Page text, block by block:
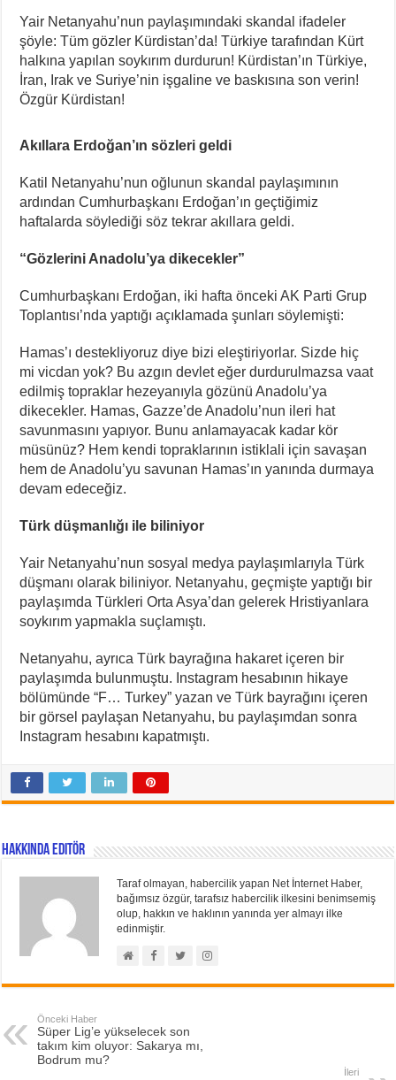
Yair Netanyahu’nun paylaşımındaki skandal ifadeler
şöyle: Tüm gözler Kürdistan’da! Türkiye tarafından Kürt
halkına yapılan soykırım durdurun! Kürdistan’ın Türkiye,
İran, Irak ve Suriye’nin işgaline ve baskısına son verin!
Özgür Kürdistan!
Akıllara Erdoğan’ın sözleri geldi
Katil Netanyahu’nun oğlunun skandal paylaşımının
ardından Cumhurbaşkanı Erdoğan’ın geçtiğimiz
haftalarda söylediği söz tekrar akıllara geldi.
“Gözlerini Anadolu’ya dikecekler”
Cumhurbaşkanı Erdoğan, iki hafta önceki AK Parti Grup
Toplantısı’nda yaptığı açıklamada şunları söylemişti:
Hamas’ı destekliyoruz diye bizi eleştiriyorlar. Sizde hiç
mi vicdan yok? Bu azgın devlet eğer durdurulmazsa vaat
edilmiş topraklar hezeyanıyla gözünü Anadolu’ya
dikecekler. Hamas, Gazze’de Anadolu’nun ileri hat
savunmasını yapıyor. Bunu anlamayacak kadar kör
müsünüz? Hem kendi topraklarının istiklali için savaşan
hem de Anadolu’yu savunan Hamas’ın yanında durmaya
devam edeceğiz.
Türk düşmanlığı ile biliniyor
Yair Netanyahu’nun sosyal medya paylaşımlarıyla Türk
düşmanı olarak biliniyor. Netanyahu, geçmişte yaptığı bir
paylaşımda Türkleri Orta Asya’dan gelerek Hristiyanlara
soykırım yapmakla suçlamıştı.
Netanyahu, ayrıca Türk bayrağına hakaret içeren bir
paylaşımda bulunmuştu. Instagram hesabının hikaye
bölümünde “F… Turkey” yazan ve Türk bayrağını içeren
bir görsel paylaşan Netanyahu, bu paylaşımdan sonra
Instagram hesabını kapatmıştı.
Hakkında Editör
Taraf olmayan, habercilik yapan Net İnternet Haber,
bağımsız özgür, tarafsız habercilik ilkesini benimsemiş
olup, hakkın ve haklının yanında yer almayı ilke
edinmiştir.
Önceki Haber
Süper Lig’e yükselecek son
takım kim oluyor: Sakarya mı,
Bodrum mu?
İleri